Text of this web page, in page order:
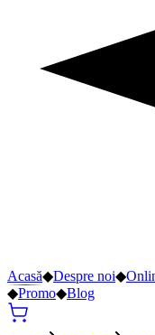
Acasă◆Despre noi◆
◆Promo◆Blog